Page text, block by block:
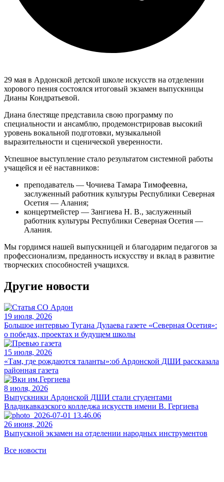
29 мая в Ардонской детской школе искусств на отделении
хорового пения состоялся итоговый экзамен выпускницы
Дианы Кондратьевой.
Диана блестяще представила свою программу по
специальности и ансамблю, продемонстрировав высокий
уровень вокальной подготовки, музыкальной
выразительности и сценической уверенности.
Успешное выступление стало результатом системной работы
учащейся и её наставников:
преподаватель — Чочиева Тамара Тимофеевна,
заслуженный работник культуры Республики Северная
Осетия — Алания;
концертмейстер — Зангиева Н. В., заслуженный
работник культуры Республики Северная Осетия —
Алания.
Мы гордимся нашей выпускницей и благодарим педагогов за
профессионализм, преданность искусству и вклад в развитие
творческих способностей учащихся.
Другие новости
19 июля, 2026
Большое интервью Тугана Дулаева газете «Северная Осетия»:
о победах, проектах и будущем школы
15 июля, 2026
«Там, где рождаются таланты»:об Ардонской ДШИ рассказала
районная газета
8 июля, 2026
Выпускники Ардонской ДШИ стали студентами
Владикавказского колледжа искусств имени В. Гергиева
26 июня, 2026
Выпускной экзамен на отделении народных инструментов
Все новости